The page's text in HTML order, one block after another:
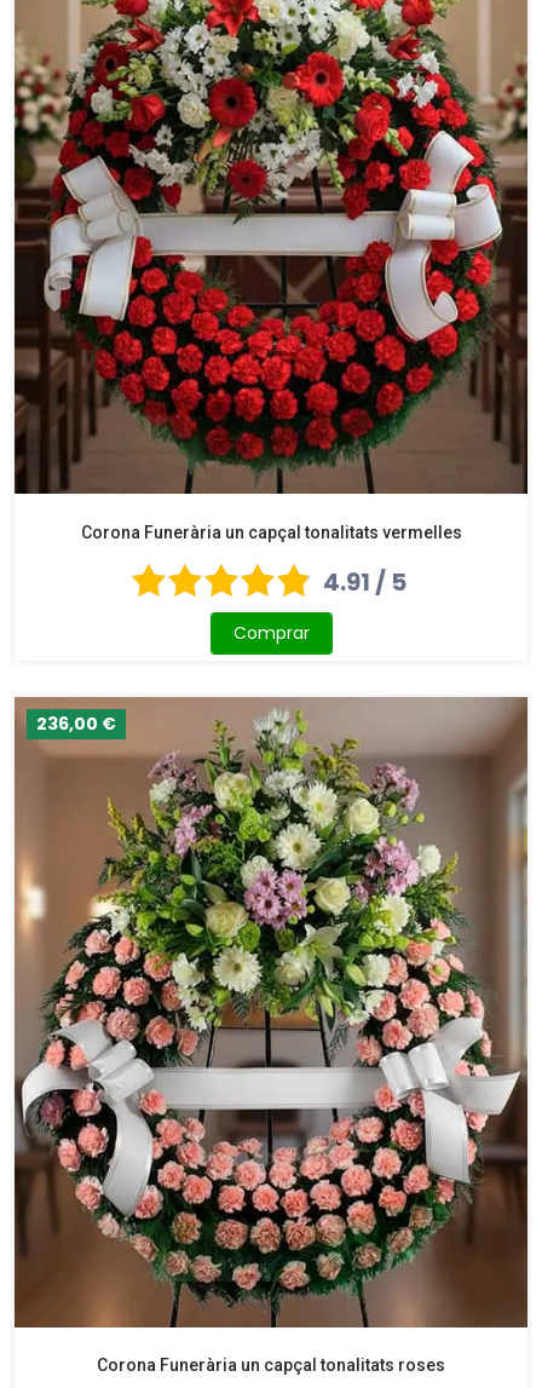
Corona Funerària un capçal tonalitats vermelles
4.91 / 5
Comprar
236,00 €
Corona Funerària un capçal tonalitats roses